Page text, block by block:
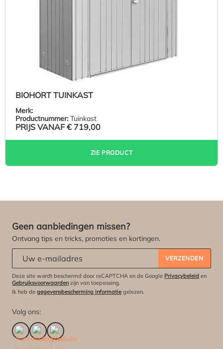
BIOHORT TUINKAST
Merk:
Productnummer: Tuinkast
PRIJS VANAF € 719,00
ZIE PRODUCT
Geen aanbiedingen missen?
Ontvang tips en tricks, promoties en kortingen.
VERZENDEN
Deze site wordt beschermd door reCAPTCHA en de Google Privacybeleid en
Gebruiksvoorwaarden zijn van toepassing.
Ik heb de gegevensbescherming informatie gelezen.
Volg ons: